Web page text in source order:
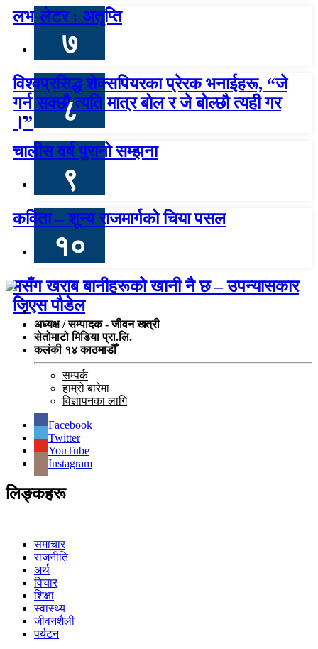
लभ-लेटर : अतृप्ति
७
विश्वप्रसिद्ध शेक्सपियरका प्रेरक भनाईहरू, “जे
गर्न सक्छौ त्यति मात्र बोल र जे बोल्छौ त्यही गर
।”
८
चालीस वर्ष पुरानो सम्झना
९
कविता – शून्य राजमार्गको चिया पसल
१०
मसँग खराब बानीहरूको खानी नै छ – उपन्यासकार
जिएस पौडेल
अध्यक्ष / सम्पादक - जीवन खत्री
सेतोमाटो मिडिया प्रा.लि.
कलंकी १४ काठमाडौँ
सम्पर्क
हाम्रो बारेमा
विज्ञापनका लागि
Facebook
Twitter
YouTube
Instagram
लिङ्कहरू
समाचार
राजनीति
अर्थ
विचार
शिक्षा
स्वास्थ्य
जीवनशैली
पर्यटन